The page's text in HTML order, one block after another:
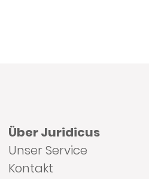
Über Juridicus
Unser Service
Kontakt